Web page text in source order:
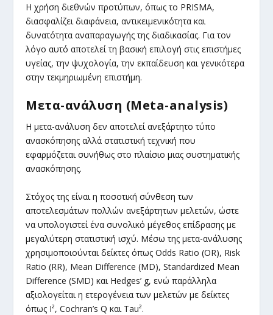
Η χρήση διεθνών προτύπων, όπως το PRISMA,
διασφαλίζει διαφάνεια, αντικειμενικότητα και
δυνατότητα αναπαραγωγής της διαδικασίας. Για τον
λόγο αυτό αποτελεί τη βασική επιλογή στις επιστήμες
υγείας, την ψυχολογία, την εκπαίδευση και γενικότερα
στην τεκμηριωμένη επιστήμη.
Μετα-ανάλυση (Meta-analysis)
Η μετα-ανάλυση δεν αποτελεί ανεξάρτητο τύπο
ανασκόπησης αλλά στατιστική τεχνική που
εφαρμόζεται συνήθως στο πλαίσιο μιας συστηματικής
ανασκόπησης.
Στόχος της είναι η ποσοτική σύνθεση των
αποτελεσμάτων πολλών ανεξάρτητων μελετών, ώστε
να υπολογιστεί ένα συνολικό μέγεθος επίδρασης με
μεγαλύτερη στατιστική ισχύ. Μέσω της μετα-ανάλυσης
χρησιμοποιούνται δείκτες όπως Odds Ratio (OR), Risk
Ratio (RR), Mean Difference (MD), Standardized Mean
Difference (SMD) και Hedges’ g, ενώ παράλληλα
αξιολογείται η ετερογένεια των μελετών με δείκτες
όπως I², Cochran’s Q και Tau².